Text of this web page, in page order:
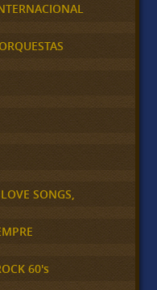
SONGS,
60's